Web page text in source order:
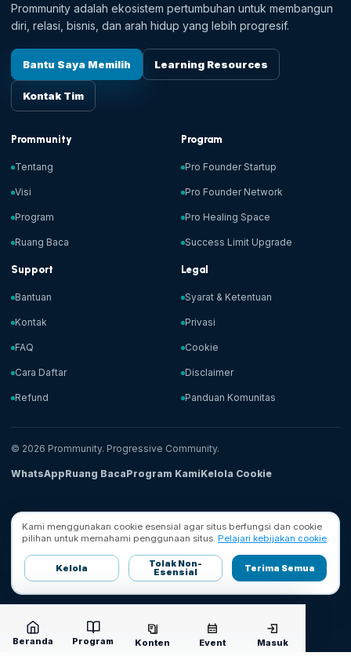
Kami menggunakan cookie esensial agar situs berfungsi dan cookie
pilihan untuk memahami penggunaan situs. Pelajari kebijakan cookie.
Kelola Tolak Non-
Esensial Terima Semua
Beranda Program Konten Event Masuk
Prommunity adalah ekosistem pertumbuhan untuk membangun
diri, relasi, bisnis, dan arah hidup yang lebih progresif.
Bantu Saya Memilih Learning Resources
Kontak Tim
Prommunity
Tentang
Visi
Program
Ruang Baca
Program
Pro Founder Startup
Pro Founder Network
Pro Healing Space
Success Limit Upgrade
Support
Bantuan
Kontak
FAQ
Cara Daftar
Refund
Legal
Syarat & Ketentuan
Privasi
Cookie
Disclaimer
Panduan Komunitas
© 2026 Prommunity. Progressive Community.
WhatsAppRuang BacaProgram KamiKelola Cookie